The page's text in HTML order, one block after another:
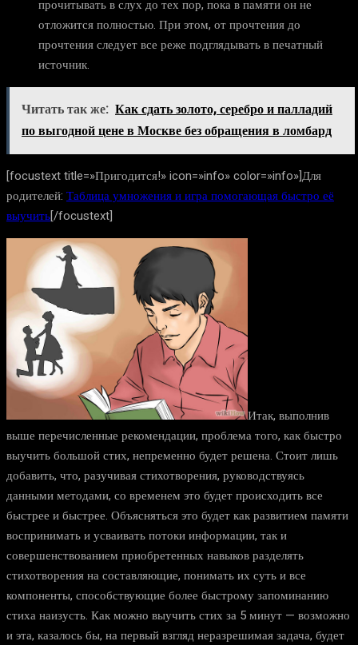
прочитывать в слух до тех пор, пока в памяти он не
отложится полностью. При этом, от прочтения до
прочтения следует все реже подглядывать в печатный
источник.
Читать так же: Как сдать золото, серебро и палладий
по выгодной цене в Москве без обращения в ломбард
[focustext title=»Пригодится!» icon=»info» color=»info»]Для
родителей: Таблица умножения и игра помогающая быстро её
выучить[/focustext]
Итак, выполнив
выше перечисленные рекомендации, проблема того, как быстро
выучить большой стих, непременно будет решена. Стоит лишь
добавить, что, разучивая стихотворения, руководствуясь
данными методами, со временем это будет происходить все
быстрее и быстрее. Объясняться это будет как развитием памяти
воспринимать и усваивать потоки информации, так и
совершенствованием приобретенных навыков разделять
стихотворения на составляющие, понимать их суть и все
компоненты, способствующие более быстрому запоминанию
стиха наизусть. Как можно выучить стих за 5 минут — возможно
и эта, казалось бы, на первый взгляд неразрешимая задача, будет